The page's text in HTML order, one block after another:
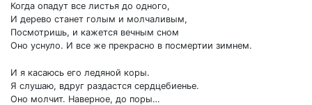
Когда опадут все листья до одного,
И дерево станет голым и молчаливым,
Посмотришь, и кажется вечным сном
Оно уснуло. И все же прекрасно в посмертии зимнем.
И я касаюсь его ледяной коры.
Я слушаю, вдруг раздастся сердцебиенье.
Оно молчит. Наверное, до поры…